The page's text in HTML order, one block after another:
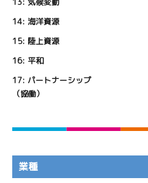
14: 海洋資源
15: 陸上資源
16: 平和
17: パートナーシップ
（協働）
業種